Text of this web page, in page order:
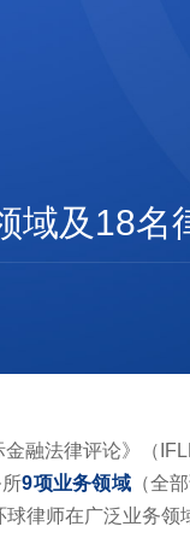
域及18
融法律评论》（
9项业务领域（全
律师在广泛业务领